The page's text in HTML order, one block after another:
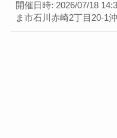
開催日時: 2026/07/18
ま市石川赤崎2丁目20-1